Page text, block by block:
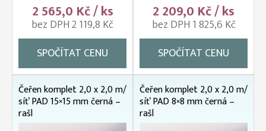
2 565,0 Kč / ks
bez DPH 2 119,8 Kč
SPOČÍTAT CENU
2 209,0 Kč / ks
bez DPH 1 825,6 Kč
SPOČÍTAT CENU
Čeřen komplet 2,0 x 2,0 m/
síť PAD 15×15 mm černá –
rašl
Čeřen komplet 2,0 x 2,0 m/
síť PAD 8×8 mm černá –
rašl